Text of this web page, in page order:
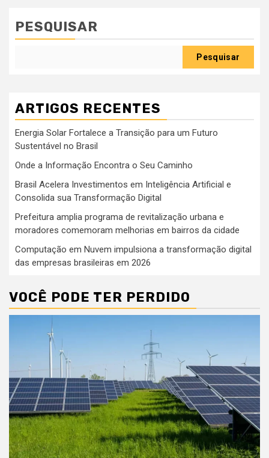
conteúdos
PESQUISAR
Pesquisar
ARTIGOS RECENTES
Energia Solar Fortalece a Transição para um Futuro
Sustentável no Brasil
Onde a Informação Encontra o Seu Caminho
Brasil Acelera Investimentos em Inteligência Artificial e
Consolida sua Transformação Digital
Prefeitura amplia programa de revitalização urbana e
moradores comemoram melhorias em bairros da cidade
Computação em Nuvem impulsiona a transformação digital
das empresas brasileiras em 2026
VOCÊ PODE TER PERDIDO